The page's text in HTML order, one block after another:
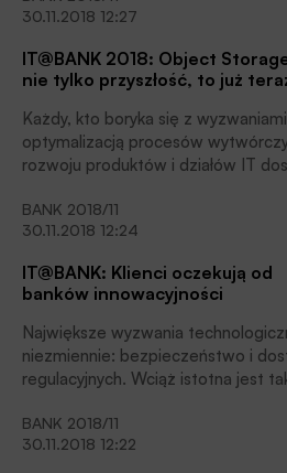
30.11.2018 12:27
IT@BANK 2018: Object
nie tylko przyszłość, to już
Każdy, kto boryka się z
optymalizacją procesów
rozwoju produktów i działów IT
zadania. Artykuł przedstawia,
zawiera rekomendacje, jak w
danych pogodzić DEV z IT dzięki
Storage.
BANK 2018/11
30.11.2018 12:24
IT@BANK: Klienci oczekują od
banków innowacyjności
Największe wyzwania
niezmiennie: bezpieczeństwo i
regulacyjnych. Wciąż istotna jest
zmiany w sposobie zachowania i
BANK 2018/11
30.11.2018 12:22